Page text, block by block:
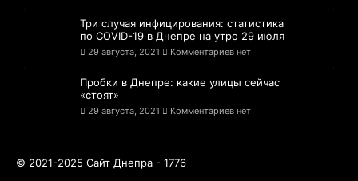
по COVID-19 в Днепре на утро 29 июля
29 августа, 2021 Комментариев нет
«стоят»
© 2021-2025 Сайт Днепра - 1776